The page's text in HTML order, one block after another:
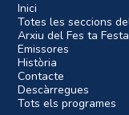
Inici
Totes les seccions
Arxiu del Fes ta Festa
Emissores
Història
Contacte
Descàrregues
Tots els programes